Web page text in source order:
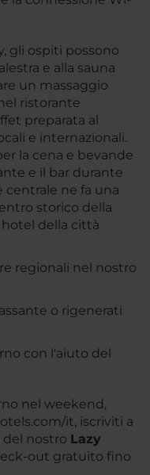
gli ospiti possono
e alla sauna
un massaggio
ristorante
preparata al
e internazionali.
la cena e bevande
e il bar durante
centrale ne fa una
storico della
della città
regionali nel nostro
o rigenerati
con l'aiuto del
nel weekend,
it, iscriviti a
del nostro Lazy
out gratuito fino